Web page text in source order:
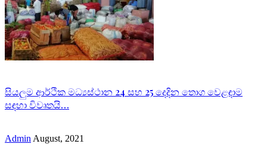
සියලුම ආර්ථික මධ්‍යස්ථාන 24 සහ 25 දෙදින තොග වෙළඳාම
සඳහා විවෘතයි…
Admin August, 2021